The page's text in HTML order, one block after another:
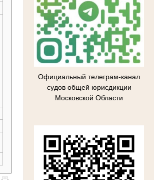
Официальный телеграм-канал
судов общей юрисдикции
Московской Области